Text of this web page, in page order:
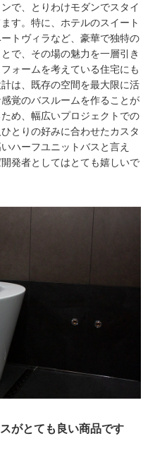
で、とりわけモダンでスタイ
す。特に、ホテルのスイート
トヴィラなど、豪華で独特の
で、その場の魅力を一層引き
ォームを考えている住宅にも
は、既存の空間を最大限に活
覚のバスルームを作ることが
め、幅広いプロジェクトでの
とりの好みに合わせたカスタ
ハーフユニットバスと言え
発者としてはとても嬉しいで
がとても良い商品です